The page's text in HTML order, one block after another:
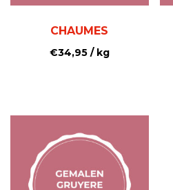
CHAUMES
€34,95/ kg